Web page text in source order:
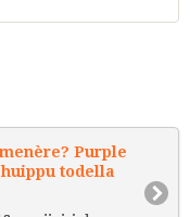
Purple
todella